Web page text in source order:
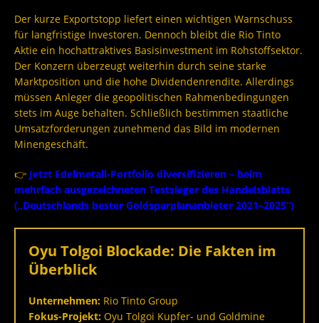
Der kurze Exportstopp liefert einen wichtigen Warnschuss
für langfristige Investoren. Dennoch bleibt die Rio Tinto
Aktie ein hochattraktives Basisinvestment im Rohstoffsektor.
Der Konzern überzeugt weiterhin durch seine starke
Marktposition und die hohe Dividendenrendite. Allerdings
müssen Anleger die geopolitischen Rahmenbedingungen
stets im Auge behalten. Schließlich bestimmen staatliche
Umsatzforderungen zunehmend das Bild im modernen
Minengeschäft.
👉 Jetzt Edelmetall-Portfolio diversifizieren – beim
mehrfach ausgezeichneten Testsieger des Handelsblatts
(„Deutschlands bester Goldsparplananbieter 2021–2025“)
Oyu Tolgoi Blockade: Die Fakten im
Überblick
Unternehmen: Rio Tinto Group
Fokus-Projekt: Oyu Tolgoi Kupfer- und Goldmine